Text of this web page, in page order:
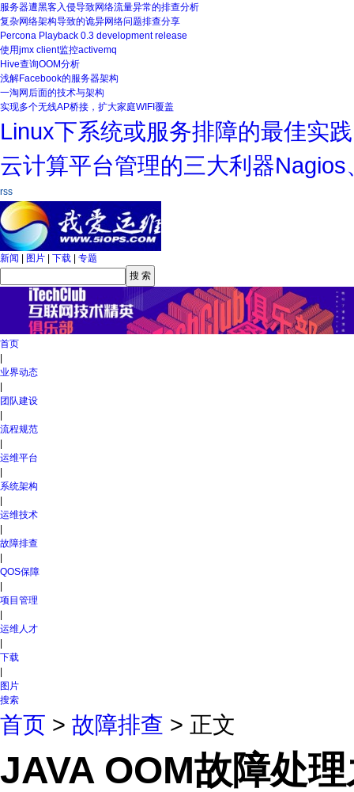
服务器遭黑客入侵导致网络流量异常的排查分析
复杂网络架构导致的诡异网络问题排查分享
Percona Playback 0.3 development release
使用jmx client监控activemq
Hive查询OOM分析
浅解Facebook的服务器架构
一淘网后面的技术与架构
实现多个无线AP桥接，扩大家庭WIFI覆盖
Linux下系统或服务排障的最佳实践
云计算平台管理的三大利器
rss
新闻 图片 下载 专题
首页
业界动态
团队建设
流程规范
运维平台
系统架构
运维技术
故障排查
QOS保障
项目管理
运维人才
下载
图片
搜索
首页 > 故障排查 > 正文
JAVA OOM故障处